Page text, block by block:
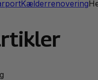
Kælderrenovering